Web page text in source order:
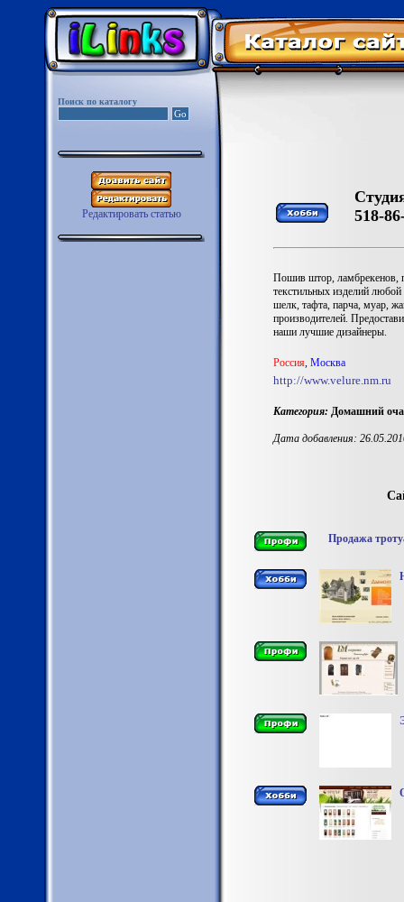
Поиск по каталогу
Редактировать статью
518-
Пошив штор, ламбрекенов,
текстильных изделий
шелк, тафта, парча, муар,
производителей.
наши лучшие дизайнеры.
Россия, Москва
http://www.velure.nm.ru
Категория: Домашний
Дата добавления:
Продажа